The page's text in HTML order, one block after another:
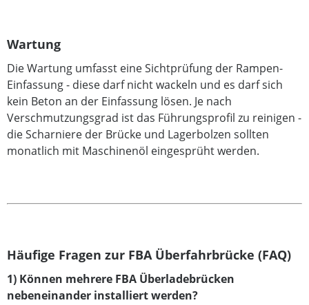
Wartung
Die Wartung umfasst eine Sichtprüfung der Rampen-
Einfassung - diese darf nicht wackeln und es darf sich
kein Beton an der Einfassung lösen. Je nach
Verschmutzungsgrad ist das Führungsprofil zu reinigen -
die Scharniere der Brücke und Lagerbolzen sollten
monatlich mit Maschinenöl eingesprüht werden.
Häufige Fragen zur FBA Überfahrbrücke (FAQ)
1) Können mehrere FBA Überladebrücken
nebeneinander installiert werden?